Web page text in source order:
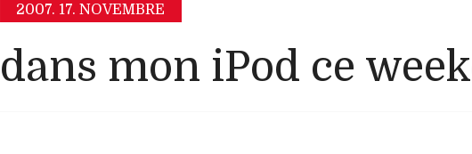
2007. 17. NOVEMBRE
dans mon iPod ce